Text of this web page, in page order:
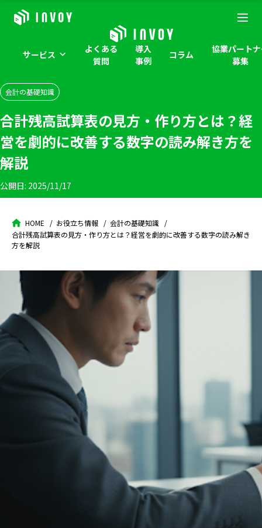
サービス
よくある
質問
導入
事例
コラム
協業パート
募集
会計の基礎知識
合計残高試算表の見方・作り方とは？経
営を劇的に改善する数字の読み解き方を
解説
公開日: 2025/11/17
HOME お役立ち情報
会計の基礎知識
合計残高試算表の見方・作り方とは？経営を劇的に改善する数字の読み解き
方を解説